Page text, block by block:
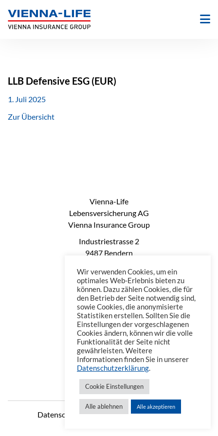
Inhalt
springen
LLB Defensive ESG (EUR)
1. Juli 2025
Zur Übersicht
Vienna-Life
Lebensversicherung AG
Vienna Insurance Group
Industriestrasse 2
9487 Bendern
Phone: +423 235 0660
Telefax: +423 235 0669
Mail: office@vienna-life.li
Datenschutzerklärung Impressum
Wir verwenden Cookies, um ein
optimales Web-Erlebnis bieten zu
können. Dazu zählen Cookies, die für
den Betrieb der Seite notwendig sind,
sowie Cookies, die anonymisierte
Statistiken erstellen. Sollten Sie die
Einstellungen der vorgeschlagenen
Cookies ändern, können wir die volle
Funktionalität der Seite nicht
gewährleisten. Weitere
Informationen finden Sie in unserer
Datenschutzerklärung.
Cookie Einstellungen
Alle ablehnen Alle akzeptieren